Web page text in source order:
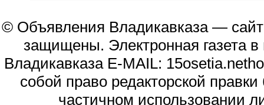
© Объявления Владикавказа —
защищены. Электронная газета
Владикавказа E-MAIL:
собой право редакторской
частичном использовании